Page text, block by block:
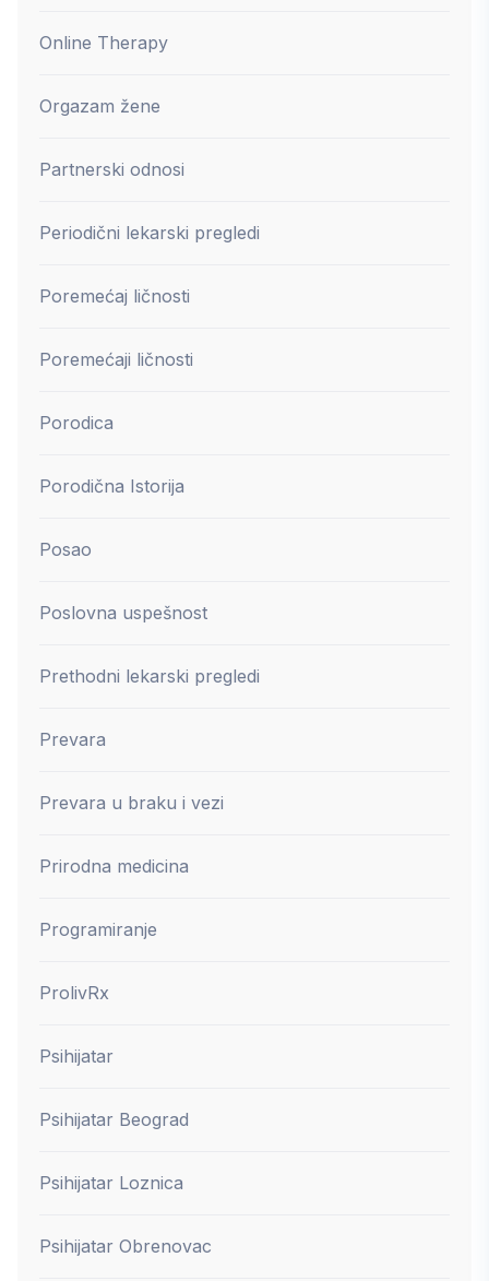
Online Therapy
Orgazam žene
Partnerski odnosi
Periodični lekarski pregledi
Poremećaj ličnosti
Poremećaji ličnosti
Porodica
Porodična Istorija
Posao
Poslovna uspešnost
Prethodni lekarski pregledi
Prevara
Prevara u braku i vezi
Prirodna medicina
Programiranje
ProlivRx
Psihijatar
Psihijatar Beograd
Psihijatar Loznica
Psihijatar Obrenovac